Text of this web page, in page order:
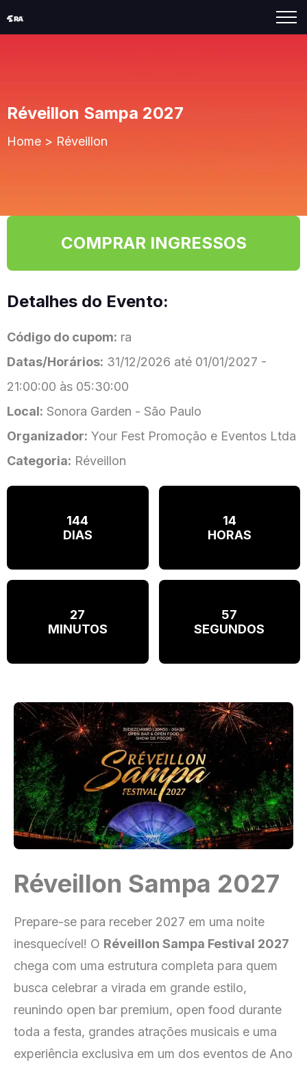
Réveillon Sampa 2027
Home > Réveillon
COMPRAR INGRESSOS
Detalhes do Evento:
Código do cupom: ra
Datas/Horários: 31/12/2026 até 01/01/2027 -
21:00:00 às 05:30:00
Local: Sonora Garden - São Paulo
Organizador: Your Fest Promoção e Eventos Ltda
Categoria: Réveillon
144
DIAS
14
HORAS
27
MINUTOS
57
SEGUNDOS
Réveillon Sampa 2027
Prepare-se para receber 2027 em uma noite
inesquecível! O Réveillon Sampa Festival 2027
chega com uma estrutura completa para quem
busca celebrar a virada em grande estilo,
reunindo open bar premium, open food durante
toda a festa, grandes atrações musicais e uma
experiência exclusiva em um dos eventos de Ano